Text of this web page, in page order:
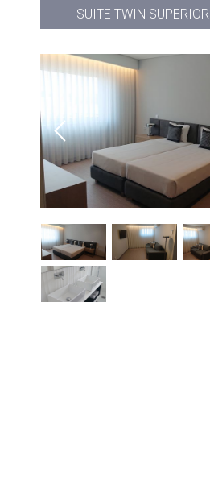
SUITE TWIN SUPERIOR